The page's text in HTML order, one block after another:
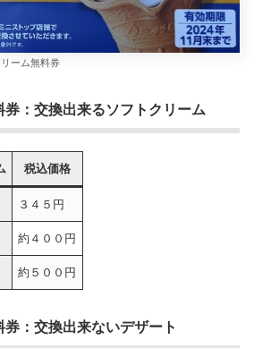
ーム無料券
券：交換出来るソフトクリーム
税込価格
３４５円
約４００円
約５００円
：交換出来ないデザート